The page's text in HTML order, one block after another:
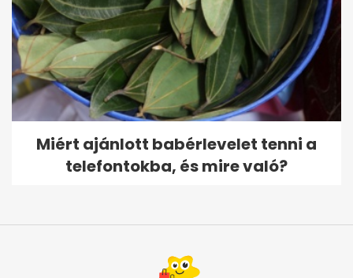
Miért ajánlott babérlevelet tenni a
telefontokba, és mire való?